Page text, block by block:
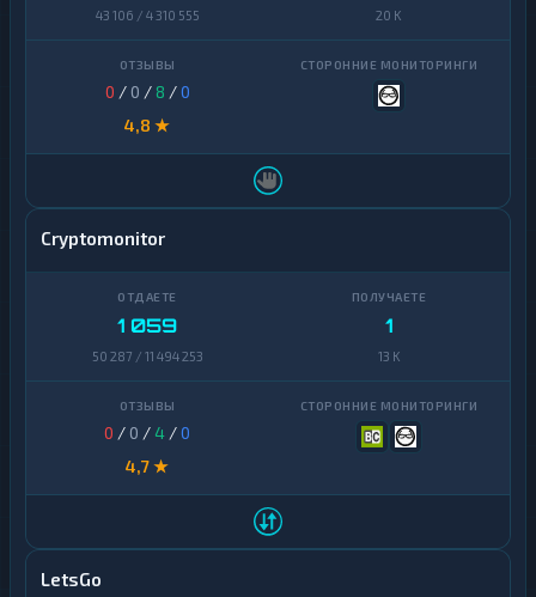
43 106 / 4 310 555 20 K
0 / 0 /8 /0
4,8 ★
Cryptomonitor
1 059
50 287 / 11 494 253
1
13 K
0 / 0 / 4 /0
4,7 ★
LetsGo